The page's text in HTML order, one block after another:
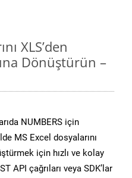
XLS’den
Dönüştürün –
NUMBERS için
MS Excel dosyalarını
için hızlı ve kolay
API çağrıları veya SDK’lar